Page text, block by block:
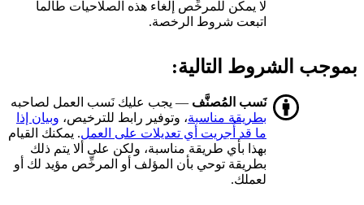
لا يمكن للمرخِّص إلغاء هذه الصلاحيات طالما
اتبعت شروط الرخصة.
بموجب الشروط التالية:
نَسب المُصنَّف — يجب عليك نَسب العمل لصاحبه
بطريقة مناسبة، وتوفير رابط للترخيص، وبيان إذا
ما قد أُجريت أي تعديلات على العمل. يمكنك القيام
بهذا بأي طريقة مناسبة، ولكن على ألا يتم ذلك
بطريقة توحي بأن المؤلف أو المرخِّص مؤيد لك أو
لعملك.